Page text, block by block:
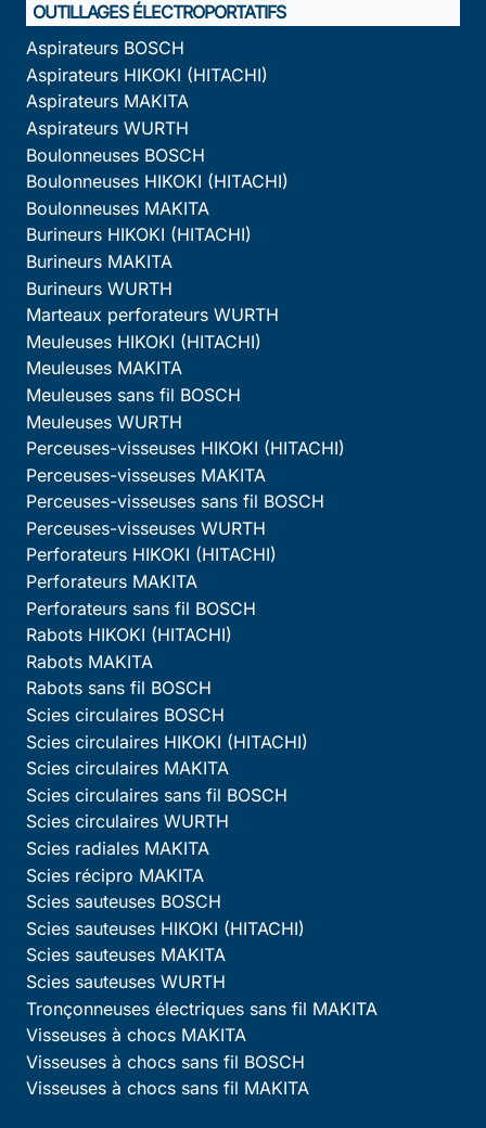
OUTILLAGES ÉLECTROPORTATIFS
Aspirateurs BOSCH
Aspirateurs HIKOKI (HITACHI)
Aspirateurs MAKITA
Aspirateurs WURTH
Boulonneuses BOSCH
Boulonneuses HIKOKI (HITACHI)
Boulonneuses MAKITA
Burineurs HIKOKI (HITACHI)
Burineurs MAKITA
Burineurs WURTH
Marteaux perforateurs WURTH
Meuleuses HIKOKI (HITACHI)
Meuleuses MAKITA
Meuleuses sans fil BOSCH
Meuleuses WURTH
Perceuses-visseuses HIKOKI (HITACHI)
Perceuses-visseuses MAKITA
Perceuses-visseuses sans fil BOSCH
Perceuses-visseuses WURTH
Perforateurs HIKOKI (HITACHI)
Perforateurs MAKITA
Perforateurs sans fil BOSCH
Rabots HIKOKI (HITACHI)
Rabots MAKITA
Rabots sans fil BOSCH
Scies circulaires BOSCH
Scies circulaires HIKOKI (HITACHI)
Scies circulaires MAKITA
Scies circulaires sans fil BOSCH
Scies circulaires WURTH
Scies radiales MAKITA
Scies récipro MAKITA
Scies sauteuses BOSCH
Scies sauteuses HIKOKI (HITACHI)
Scies sauteuses MAKITA
Scies sauteuses WURTH
Tronçonneuses électriques sans fil MAKITA
Visseuses à chocs MAKITA
Visseuses à chocs sans fil BOSCH
Visseuses à chocs sans fil MAKITA